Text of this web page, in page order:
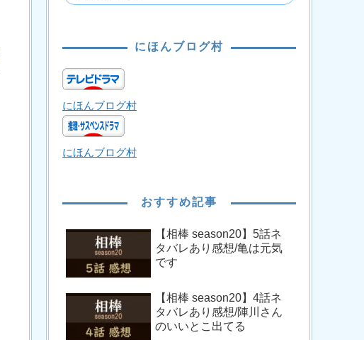
にほんブログ村
にほんブログ村
にほんブログ村
おすすめ記事
【相棒 season20】5話ネ
タバレあり感想/亀は元気
です
【相棒 season20】4話ネ
タバレあり感想/陣川さん
のいいとこ出てる